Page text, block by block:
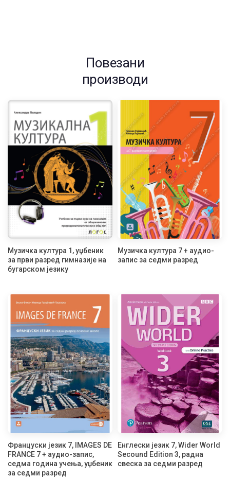
Повезани
производи
Музичка култура 1, уџбеник
за први разред гимназије на
бугарском језику
Музичка култура 7 + аудио-
запис за седми разред
Француски језик 7, IMAGES DE
FRANCE 7 + аудио-запис,
седма година учења, уџбеник
за седми разред
Енглески језик 7, Wider World
Secound Edition 3, радна
свеска за седми разред